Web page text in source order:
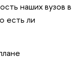
наших вузов в
есть ли